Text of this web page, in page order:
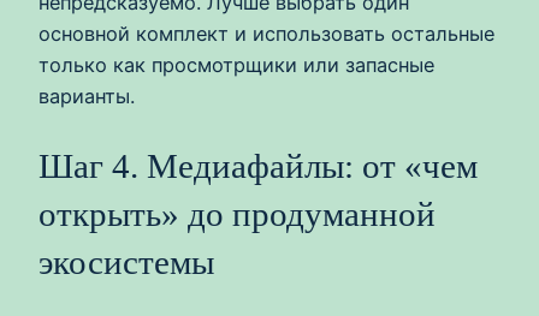
основной комплект и использовать остальные
только как просмотрщики или запасные
варианты.
Шаг 4. Медиафайлы: от «чем
открыть» до продуманной
экосистемы